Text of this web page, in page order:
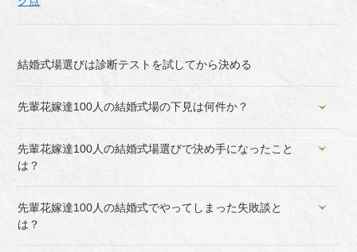
結婚式場選びは診断テストを試してから決める
先輩花嫁達100人の結婚式場の下見は何件か？
先輩花嫁達100人の結婚式場選びで決め手になったこと
は？
先輩花嫁達100人の結婚式でやってしまった失敗談と
は？